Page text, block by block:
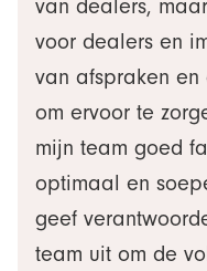
van dealers,
voor dealers en
van afspraken
om ervoor te
mijn team goed
optimaal en
geef
team uit om de